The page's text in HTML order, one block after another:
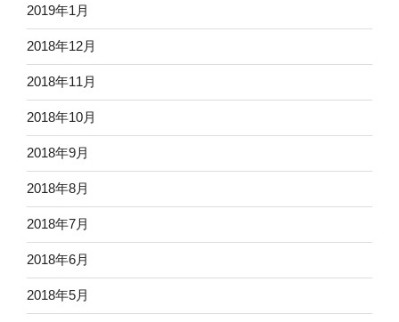
2019年1月
2018年12月
2018年11月
2018年10月
2018年9月
2018年8月
2018年7月
2018年6月
2018年5月